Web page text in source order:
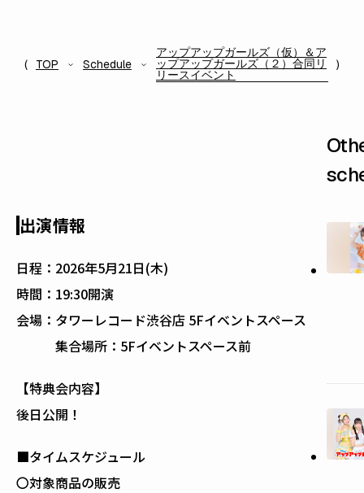
TOP Schedule
アップアップガールズ（仮）＆ア
ップアップガールズ（２）合同リ
リースイベント
出演情報
日程： 2026年5月21日(木)
時間： 19:30開演
会場： タワーレコード渋谷店 5Fイベントスペース
集合場所：5Fイベントスペース前
【特典会内容】
後日公開！
■タイムスケジュール
〇対象商品の販売